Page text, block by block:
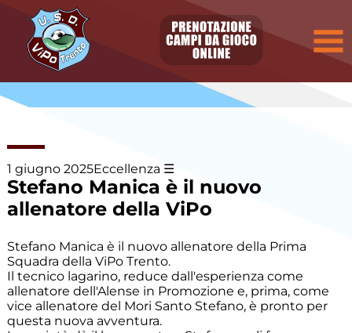
1 giugno 2025Eccellenza
Stefano Manica è il nuovo
allenatore della ViPo
Stefano Manica è il nuovo allenatore della Prima
Squadra della ViPo Trento.
Il tecnico lagarino, reduce dall'esperienza come
allenatore dell'Alense in Promozione e, prima, come
vice allenatore del Mori Santo Stefano, è pronto per
questa nuova avventura.
degli
argomenti
delle
notizie:
Allievi E.
Allievi P.
Villazzano
Calcio a
cinque
Camp
Estivo